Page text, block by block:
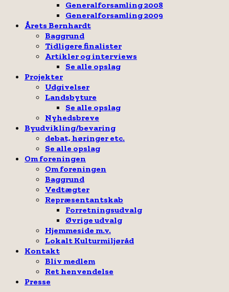
Generalforsamling 2008
Generalforsamling 2009
Årets Bernhardt
Baggrund
Tidligere finalister
Artikler og interviews
Se alle opslag
Projekter
Udgivelser
Landsbyture
Se alle opslag
Nyhedsbreve
Byudvikling/bevaring
debat, høringer etc.
Se alle opslag
Om foreningen
Om foreningen
Baggrund
Vedtægter
Repræsentantskab
Forretningsudvalg
Øvrige udvalg
Hjemmeside m.v.
Lokalt Kulturmiljøråd
Kontakt
Bliv medlem
Ret henvendelse
Presse